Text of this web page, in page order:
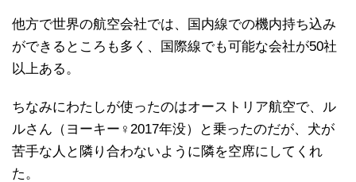
他方で世界の航空会社では、国内線での機内持ち込み
ができるところも多く、国際線でも可能な会社が50社
以上ある。
ちなみにわたしが使ったのはオーストリア航空で、ル
ルさん（ヨーキー♀2017年没）と乗ったのだが、犬が
苦手な人と隣り合わないように隣を空席にしてくれ
た。